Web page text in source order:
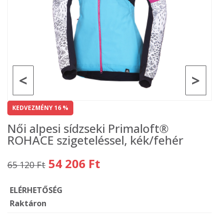
>
<
KEDVEZMÉNY 16 %
Női alpesi sídzseki Primaloft®
ROHACE szigeteléssel, kék/fehér
65 120 Ft 54 206 Ft
ELÉRHETŐSÉG
Raktáron